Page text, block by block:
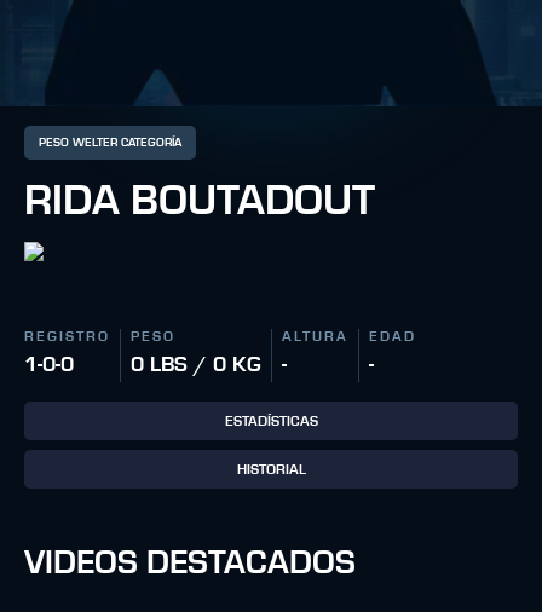
PESO WELTER CATEGORÍA
RIDA BOUTADOUT
REGISTRO
1-0-0
PESO
0 LBS / 0 KG
ALTURA
-
EDAD
-
ESTADÍSTICAS
HISTORIAL
VIDEOS DESTACADOS